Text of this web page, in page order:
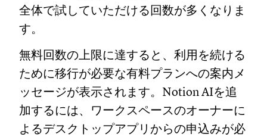
全体で試していただける回数が多くなりま
す。
無料回数の上限に達すると、利用を続ける
ために移行が必要な有料プランへの案内メ
ッセージが表示されます。Notion AIを追
加するには、ワークスペースのオーナーに
よるデスクトップアプリからの申込みが必